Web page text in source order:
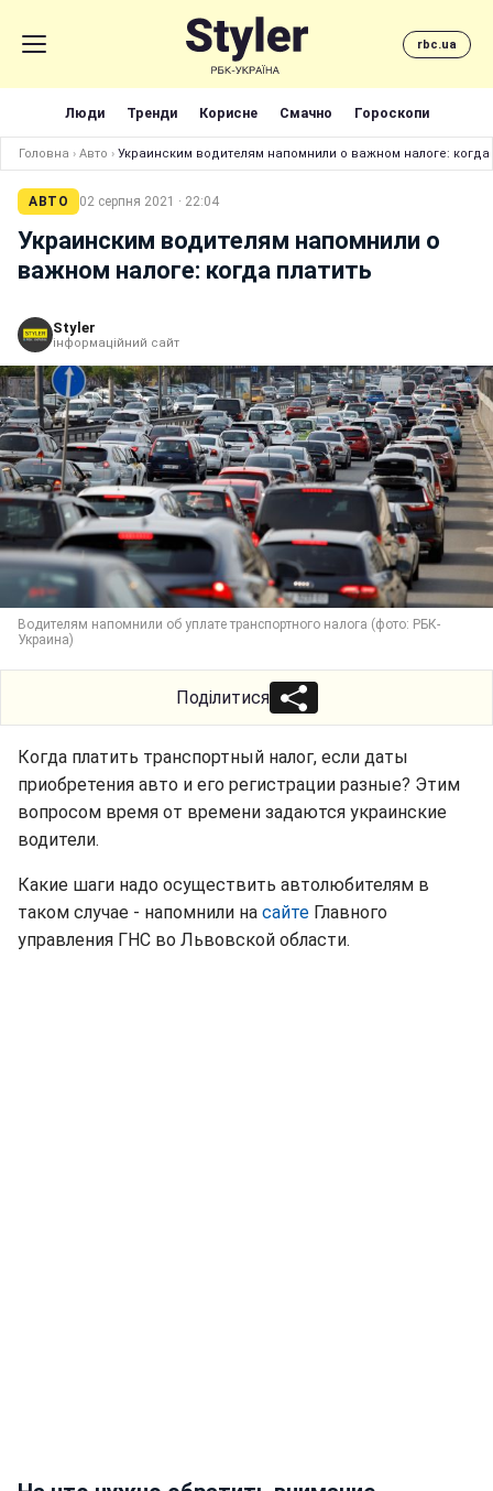
rbc.ua
Люди Тренди Корисне Смачно Гороскопи
Головна › Авто › Украинским водителям напомнили о важном налоге: когда
АВТО 02 серпня 2021 · 22:04
Украинским водителям напомнили о
важном налоге: когда платить
Styler
інформаційний сайт
Водителям напомнили об уплате транспортного налога (фото: РБК-
Украина)
Поділитися
Когда платить транспортный налог, если даты
приобретения авто и его регистрации разные? Этим
вопросом время от времени задаются украинские
водители.
Какие шаги надо осуществить автолюбителям в
таком случае - напомнили на сайте Главного
управления ГНС во Львовской области.